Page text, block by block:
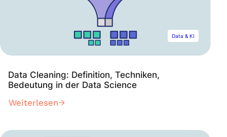
Data & KI
Data Cleaning: Definition, Techniken,
Bedeutung in der Data Science
Weiterlesen